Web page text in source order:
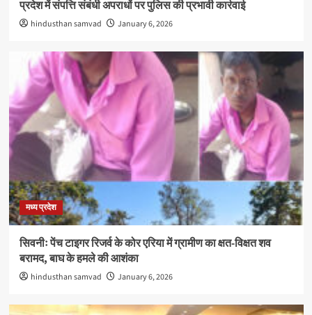
प्रदेश में संपत्ति संबंधी अपराधों पर पुलिस की प्रभावी कार्रवाई
hindusthan samvad January 6, 2026
मध्य प्रदेश
सिवनीः पेंच टाइगर रिजर्व के कोर एरिया में ग्रामीण का क्षत-विक्षत शव
बरामद, बाघ के हमले की आशंका
hindusthan samvad January 6, 2026